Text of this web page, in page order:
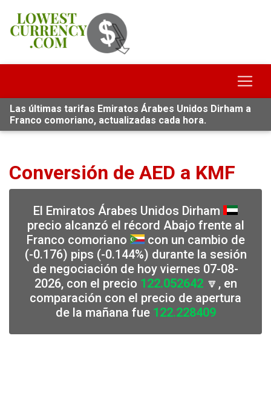
Las últimas tarifas Emiratos Árabes Unidos Dirham a
Franco comoriano, actualizadas cada hora.
Conversión de AED a KMF
El Emiratos Árabes Unidos Dirham
precio alcanzó el récord Abajo frente al
Franco comoriano
con un cambio de
(-0.176) pips (-0.144%) durante la sesión
de negociación de hoy viernes 07-08-
2026, con el precio 122.052642🔽, en
comparación con el precio de apertura
de la mañana fue 122.228409